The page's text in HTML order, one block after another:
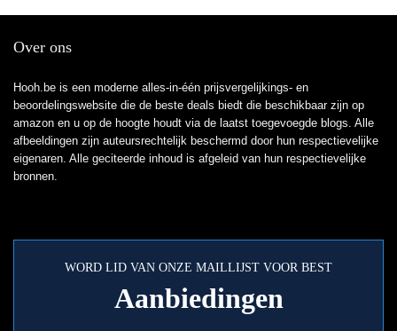
Over ons
Hooh.be is een moderne alles-in-één prijsvergelijkings- en
beoordelingswebsite die de beste deals biedt die beschikbaar zijn op
amazon en u op de hoogte houdt via de laatst toegevoegde blogs. Alle
afbeeldingen zijn auteursrechtelijk beschermd door hun respectievelijke
eigenaren. Alle geciteerde inhoud is afgeleid van hun respectievelijke
bronnen.
WORD LID VAN ONZE MAILLIJST VOOR BEST
Aanbiedingen